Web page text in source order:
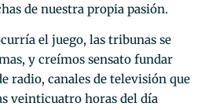
de nuestra propia pasión.
el juego, las tribunas se
y creímos sensato fundar
radio, canales de televisión que
veinticuatro horas del día